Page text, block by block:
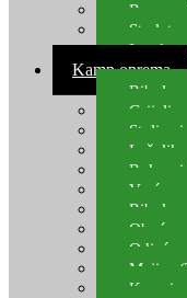
Starlete
Izrada
Kamp oprema
Stolice
Vreće
Obuća
Odjeća
Majice
Kape i